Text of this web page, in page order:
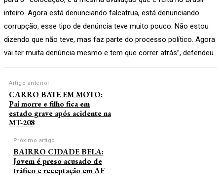
inteiro. Agora está denunciando falcatrua, está denunciando
corrupção, esse tipo de denúncia teve muito pouco. Não estou
dizendo que não teve, mas faz parte do processo político. Agora
vai ter muita denúncia mesmo e tem que correr atrás”, defendeu.
Artigo anterior
CARRO BATE EM MOTO:
Pai morre e filho fica em
estado grave após acidente na
MT-208
Próximo artigo
BAIRRO CIDADE BELA:
Jovem é preso acusado de
tráfico e receptação em AF